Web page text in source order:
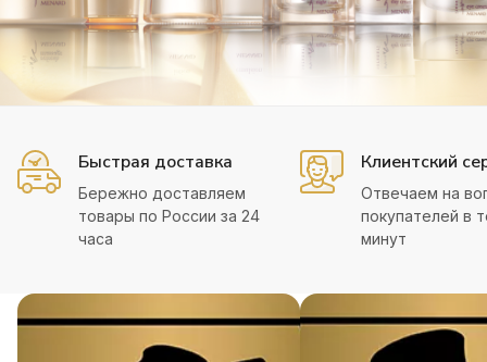
Быстрая доставка
Бережно доставляем
товары по России за 24
часа
Клиентский
Отвечаем на
покупателей в
минут